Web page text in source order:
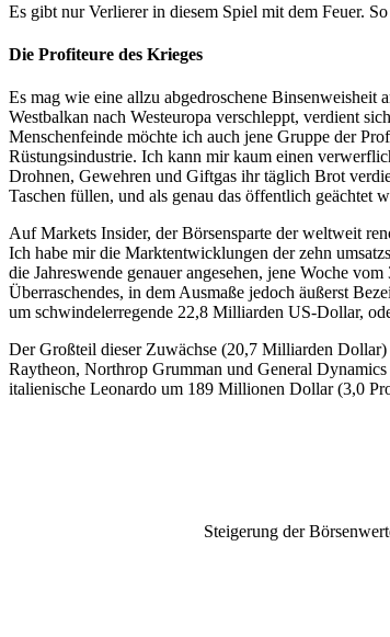
Es gibt nur Verlierer in diesem Spiel mit dem Feuer.
Die Profiteure des Krieges
Es mag wie eine allzu abgedroschene Binsenweisheit
Westbalkan nach Westeuropa verschleppt, verdient
Menschenfeinde möchte ich auch jene Gruppe der
Rüstungsindustrie. Ich kann mir kaum einen
Drohnen, Gewehren und Giftgas ihr täglich Brot
Taschen füllen, und als genau das öffentlich geächtet
Auf Markets Insider, der Börsensparte der weltweit
Ich habe mir die Marktentwicklungen der zehn
die Jahreswende genauer angesehen, jene Woche
Überraschendes, in dem Ausmaße jedoch äußerst
um schwindelerregende 22,8 Milliarden US-Dollar,
Der Großteil dieser Zuwächse (20,7 Milliarden
Raytheon, Northrop Grumman und General
italienische Leonardo um 189 Millionen Dollar (3,0
Steigerung der